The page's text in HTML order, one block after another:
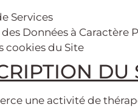
Services
Données à Caractère
cookies du Site
DU
une activité de